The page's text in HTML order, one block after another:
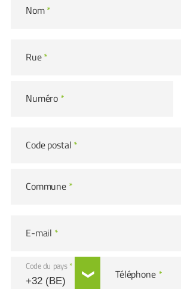
Nom*
Rue*
Numéro *
Code postal *
Commune *
E-mail *
Code du pays *
Téléphone *